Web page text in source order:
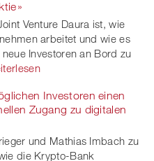
»
Venture Daura ist, wie
arbeitet und wie es
Investoren an Bord zu
Investoren einen
Zugang zu digitalen
und Mathias Imbach zu
die Krypto-Bank